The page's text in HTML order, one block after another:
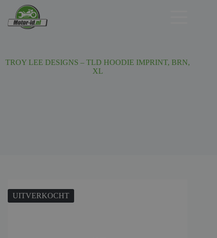
TROY LEE DESIGNS – TLD HOODIE IMPRINT, BRN,
XL
UITVERKOCHT